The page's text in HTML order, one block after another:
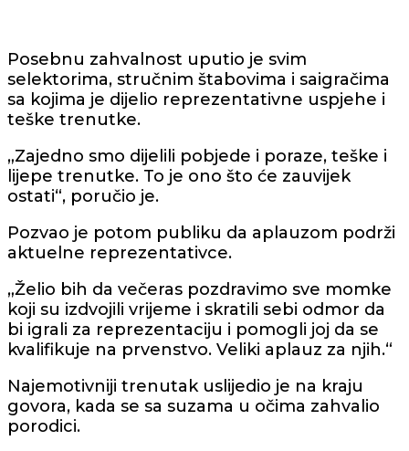
Posebnu zahvalnost uputio je svim
selektorima, stručnim štabovima i saigračima
sa kojima je dijelio reprezentativne uspjehe i
teške trenutke.
„Zajedno smo dijelili pobjede i poraze, teške i
lijepe trenutke. To je ono što će zauvijek
ostati“, poručio je.
Pozvao je potom publiku da aplauzom podrži
aktuelne reprezentativce.
„Želio bih da večeras pozdravimo sve momke
koji su izdvojili vrijeme i skratili sebi odmor da
bi igrali za reprezentaciju i pomogli joj da se
kvalifikuje na prvenstvo. Veliki aplauz za njih.“
Najemotivniji trenutak uslijedio je na kraju
govora, kada se sa suzama u očima zahvalio
porodici.